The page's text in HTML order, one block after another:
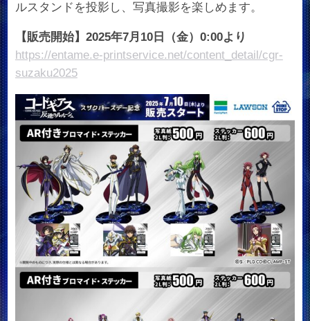
ルスタンドを投影し、写真撮影を楽しめます。
【販売開始】2025年7月10日（金）0:00より
https://entame.e-printservice.net/content_detail/cgr-
suzaku2025